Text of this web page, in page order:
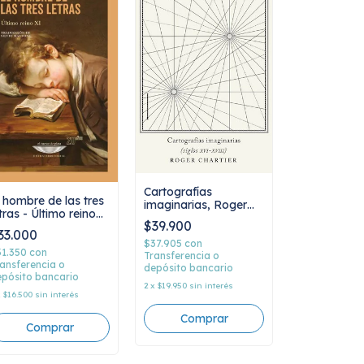
hombre de las tres
- Último reino
- Pascal Quignard
con
o
bancario
$16.500 sin interés
Cartografías
imaginarias, Roger
Chartier
$39.900
$37.905 con
Transferencia o
depósito bancario
2 x $19.950 sin interés